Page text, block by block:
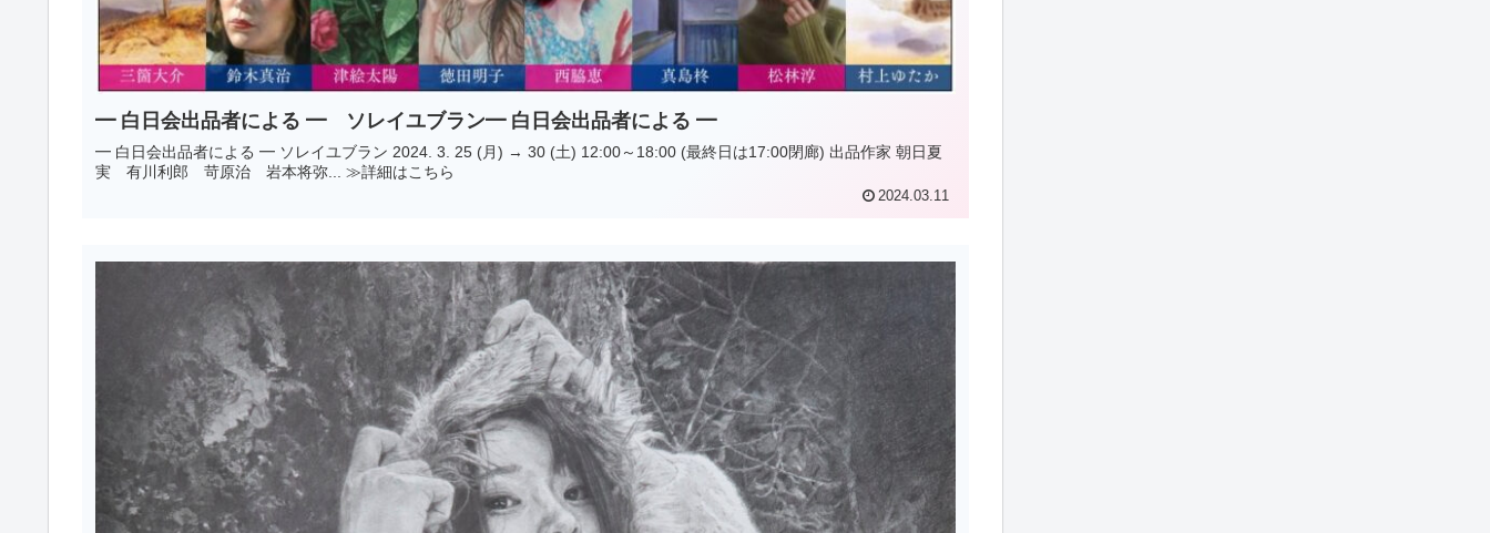
━ 白日会出品者による ━ ソレイユブラン━ 白日会出品者による ━
━ 白日会出品者による ━ ソレイユブラン 2024. 3. 25 (月) → 30 (土) 12:00～18:00 (最終日は17:00閉廊) 出品作家 朝日夏
実 有川利郎 苛原治 岩本将弥... ≫詳細はこちら
2024.03.11